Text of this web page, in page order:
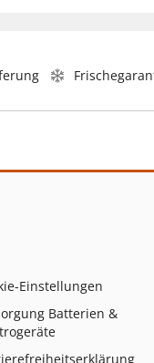
Einstellungen
Batterien &